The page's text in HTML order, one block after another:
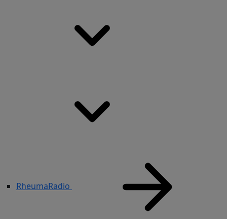
RheumaRadio